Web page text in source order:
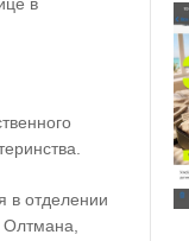
в отделении